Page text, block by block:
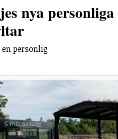
nya personliga
personlig